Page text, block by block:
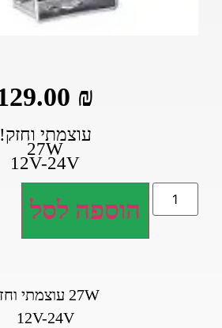
129.00₪
עוצמתי וחזק!
27W
12V-24V
הוספה לסל
27W עוצמתי וחזק
12V-24V